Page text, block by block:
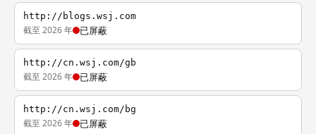
http://blogs.wsj.com
截至 2026 年 已屏蔽
http://cn.wsj.com/gb
截至 2026 年 已屏蔽
http://cn.wsj.com/bg
截至 2026 年 已屏蔽